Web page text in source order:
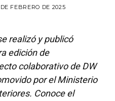
DE FEBRERO DE 2025
realizó y publicó
edición de
colaborativo de DW
por el Ministerio
Conoce el